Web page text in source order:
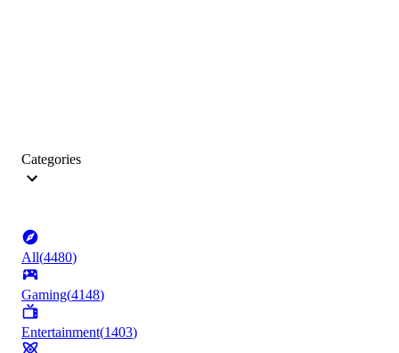
Categories
All(4480)
Gaming(4148)
Entertainment(1403)